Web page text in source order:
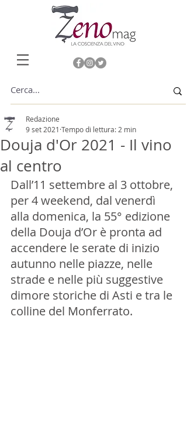
Douja d'Or 2021 - Il vino
al centro
Redazione
9 set 2021 Tempo di lettura: 2 min
Dall’11 settembre al 3 ottobre,
per 4 weekend, dal venerdì
alla domenica, la 55° edizione
della Douja d’Or è pronta ad
accendere le serate di inizio
autunno nelle piazze, nelle
strade e nelle più suggestive
dimore storiche di Asti e tra le
colline del Monferrato.